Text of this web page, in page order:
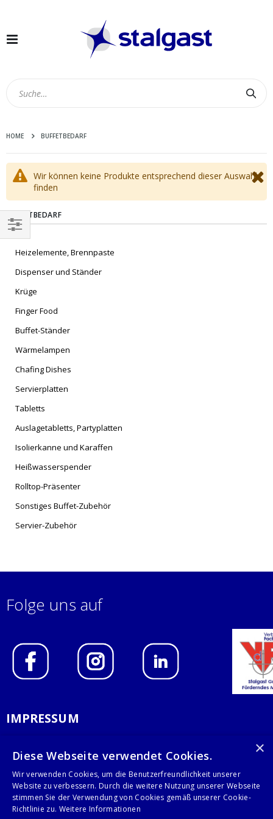
Navigation
HOME BUFFETBEDARF
Wir können keine Produkte entsprechend dieser Auswahl
finden
BUFFETBEDARF
Heizelemente, Brennpaste
Dispenser und Ständer
Krüge
Finger Food
Buffet-Ständer
Wärmelampen
Chafing Dishes
Servierplatten
Tabletts
Auslagetabletts, Partyplatten
Isolierkanne und Karaffen
Heißwasserspender
Rolltop-Präsenter
Sonstiges Buffet-Zubehör
Servier-Zubehör
EINKAUFEN
NACH
Folge uns auf
IMPRESSUM
AGB
KONTAKT
×
Diese Webseite verwendet Cookies.
Wir verwenden Cookies, um die Benutzerfreundlichkeit unserer
Website zu verbessern. Durch die weitere Nutzung unserer Webseite
stimmen Sie der Verwendung von Cookies gemäß unserer Cookie-
Richtlinie zu. Weitere Informationen